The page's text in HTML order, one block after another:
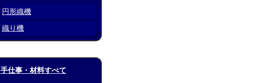
円形織機
織り機
手仕事・材料すべて